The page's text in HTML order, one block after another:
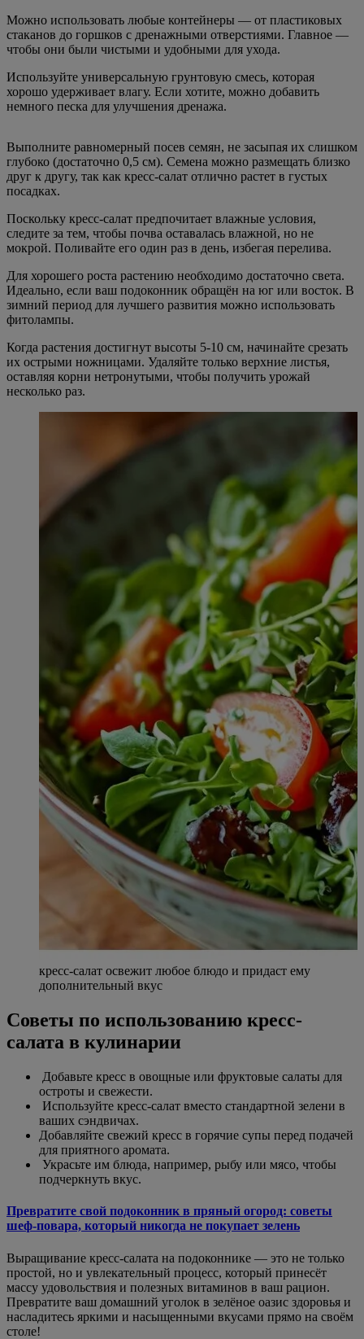
Можно использовать любые контейнеры — от пластиковых
стаканов до горшков с дренажными отверстиями. Главное —
чтобы они были чистыми и удобными для ухода.
Используйте универсальную грунтовую смесь, которая
хорошо удерживает влагу. Если хотите, можно добавить
немного песка для улучшения дренажа.
Выполните равномерный посев семян, не засыпая их слишком
глубоко (достаточно 0,5 см). Семена можно размещать близко
друг к другу, так как кресс-салат отлично растет в густых
посадках.
Поскольку кресс-салат предпочитает влажные условия,
следите за тем, чтобы почва оставалась влажной, но не
мокрой. Поливайте его один раз в день, избегая перелива.
Для хорошего роста растению необходимо достаточно света.
Идеально, если ваш подоконник обращён на юг или восток. В
зимний период для лучшего развития можно использовать
фитолампы.
Когда растения достигнут высоты 5-10 см, начинайте срезать
их острыми ножницами. Удаляйте только верхние листья,
оставляя корни нетронутыми, чтобы получить урожай
несколько раз.
кресс-салат освежит любое блюдо и придаст ему
дополнительный вкус
Советы по использованию кресс-
салата в кулинарии
Добавьте кресс в овощные или фруктовые салаты для
остроты и свежести.
Используйте кресс-салат вместо стандартной зелени в
ваших сэндвичах.
Добавляйте свежий кресс в горячие супы перед подачей
для приятного аромата.
Украсьте им блюда, например, рыбу или мясо, чтобы
подчеркнуть вкус.
Превратите свой подоконник в пряный огород: советы
шеф-повара, который никогда не покупает зелень
Выращивание кресс-салата на подоконнике — это не только
простой, но и увлекательный процесс, который принесёт
массу удовольствия и полезных витаминов в ваш рацион.
Превратите ваш домашний уголок в зелёное оазис здоровья и
насладитесь яркими и насыщенными вкусами прямо на своём
столе!